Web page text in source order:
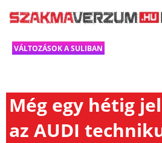
VÁLTOZÁSOK A SULIBAN
Még egy hétig
az AUDI